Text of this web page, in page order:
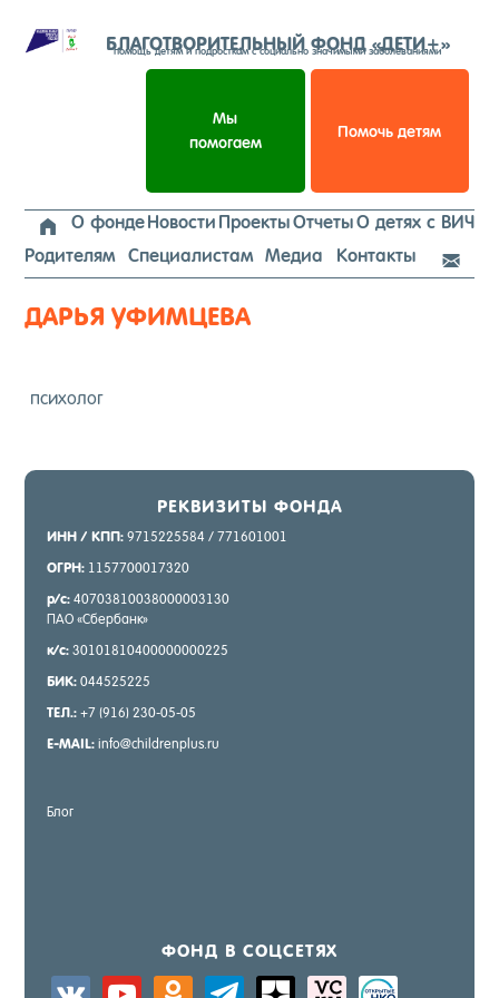
к
содержимому
БЛАГОТВОРИТЕЛЬНЫЙ ФОНД «ДЕТИ+»
помощь детям и подросткам с социально значимыми заболеваниями
Мы
помогаем
Помочь детям
 О фондеНовости ПроектыОтчетыО детях с ВИЧ
Родителям
Специалистам Медиа Контакты 
ДАРЬЯ УФИМЦЕВА
пси­холог
РЕК­ВИ­ЗИТЫ ФОН­ДА
ИНН / КПП: 9715225584 / 771601001
ОГРН: 1157700017320
р/с: 40703810038000003130
ПАО «Сбер­банк»
к/с: 30101810400000000225
БИК: 044525225
ТЕЛ.: +7 (916) 230-05-05
E-MAIL: info@childrenplus.ru
Блог
ФОНД В СОЦ­СЕ­ТЯХ
vkontakteyoutube odnoklassnikitelegramzen- sitemap activity